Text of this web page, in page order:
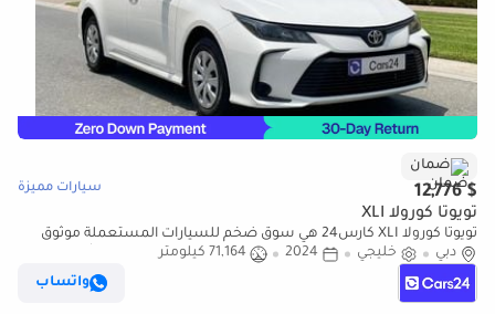
ضمان
$ 12,776 سيارات مميزة
تويوتا كورولا XLI
تويوتا كورولا XLI كارس24 هي سوق ضخم للسيارات المستعملة موثوق
ومضمون ٪كارس24 هي سوق ضخم للسيارات المستعملة موثوق
دبي خليجي 2024
71,164 كيلومتر
واتساب